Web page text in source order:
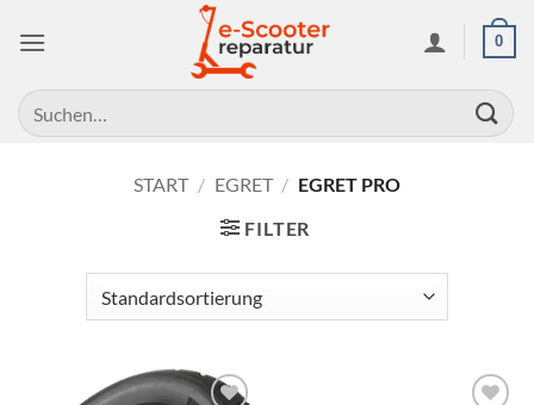
Inhalt
0
Suchen
nach:
START / EGRET / EGRET PRO
FILTER